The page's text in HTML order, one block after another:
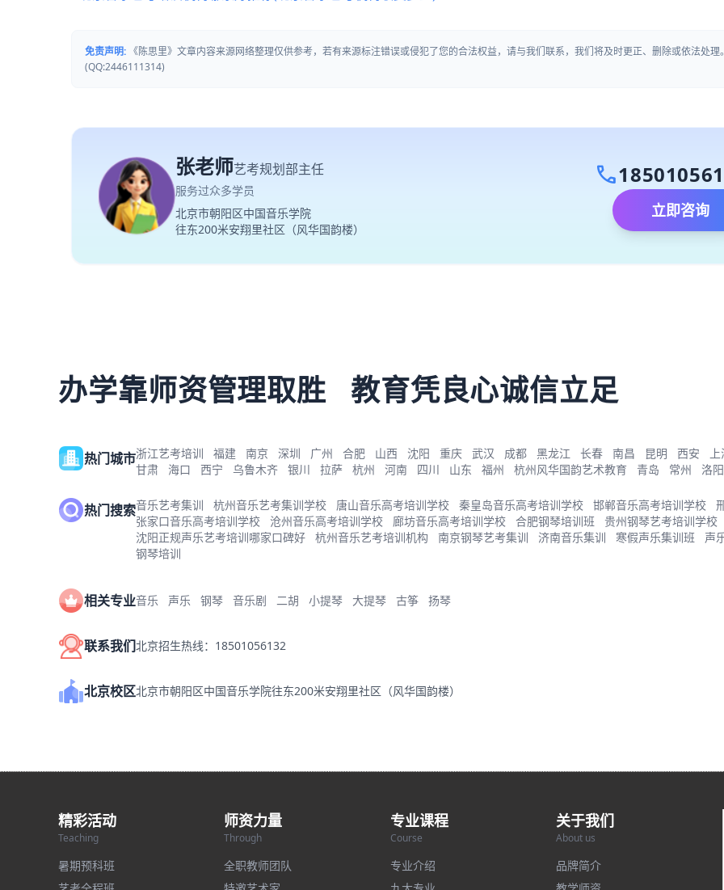
免责声明: 《陈思里》文章内容来源网络整理仅供参考，若有来源标注错误或侵犯了您的合法权益，请与我们联系，我们将及时更正、删除或依法处理
(QQ:2446111314)
张老师艺考规划部主任
服务过众多学员
北京市朝阳区中国音乐学院
往东200米安翔里社区（风华国韵楼）
call
立即咨询
办学靠师资管理取胜 教育凭良心诚信立足
热门城市浙江艺考培训 福建 南京 深圳 广州 合肥 山西 沈阳 重庆 武汉 成都 黑龙江 长春 南昌 昆明 西安
甘肃
海口 西宁 乌鲁木齐 银川 拉萨 杭州 河南 四川 山东 福州 杭州风华国韵艺术教育 青岛 常州 洛阳
热门搜索音乐艺考集训 杭州音乐艺考集训学校 唐山音乐高考培训学校 秦皇岛音乐高考培训学校 邯郸音乐高考培训学校
张家口音乐高考培训学校
沧州音乐高考培训学校 廊坊音乐高考培训学校 合肥钢琴培训班
贵州钢琴艺考培训学校
沈阳正规声乐艺考培训哪家口碑好
杭州音乐艺考培训机构 南京钢琴艺考集训 济南音乐集训 寒假声乐集训班
声
钢琴培训
相关专业音乐 声乐 钢琴 音乐剧 二胡 小提琴 大提琴 古筝 扬琴
联系我们北京招生热线：18501056132
北京校区北京市朝阳区中国音乐学院往东200米安翔里社区（风华国韵楼）
精彩活动
Teaching
暑期预科班
师资力量
Through
全职教师团队
专业课程
Course
专业介绍
关于我们
About us
品牌简介